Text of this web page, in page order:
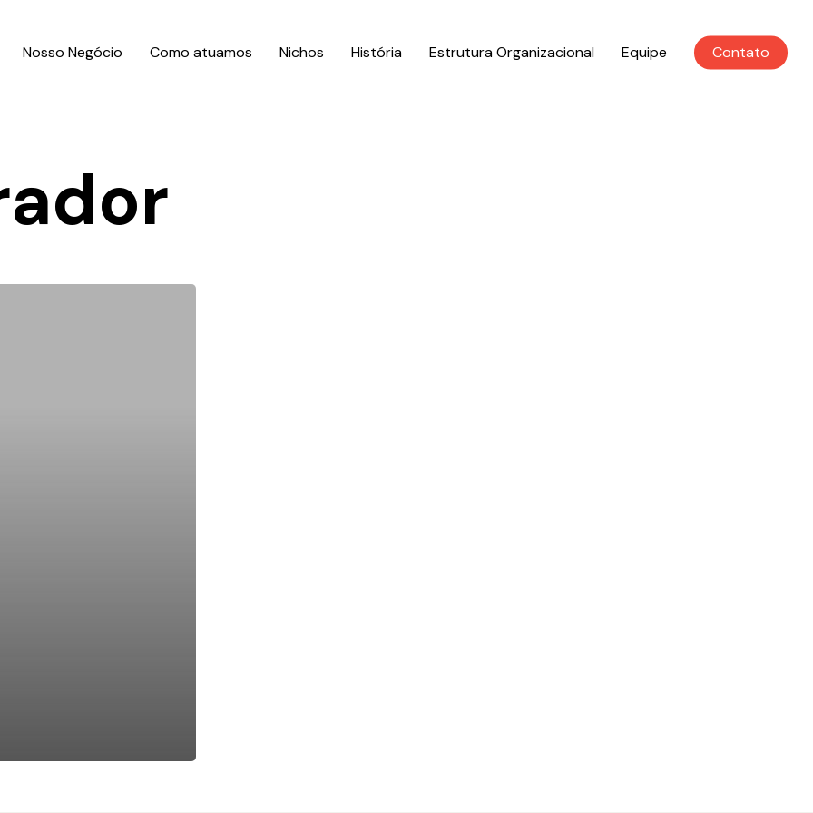
Nosso Negócio Como atuamos Nichos História Estrutura Organizacional Equipe Contato